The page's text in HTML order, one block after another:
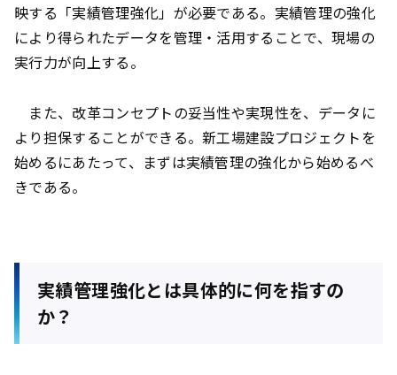
映する「実績管理強化」が必要である。実績管理の強化
により得られたデータを管理・活用することで、現場の
実行力が向上する。
また、改革コンセプトの妥当性や実現性を、データに
より担保することができる。新工場建設プロジェクトを
始めるにあたって、まずは実績管理の強化から始めるべ
きである。
実績管理強化とは具体的に何を指すの
か？